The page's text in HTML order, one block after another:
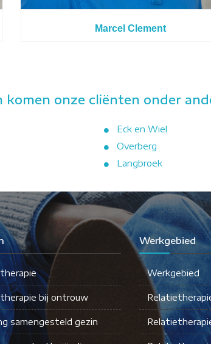
Marcel Clement
komen onze cliënten onder
Eck en Wiel
Overberg
Langbroek
bij ontrouw
samengesteld gezin
Werkgebied
Werkgebied